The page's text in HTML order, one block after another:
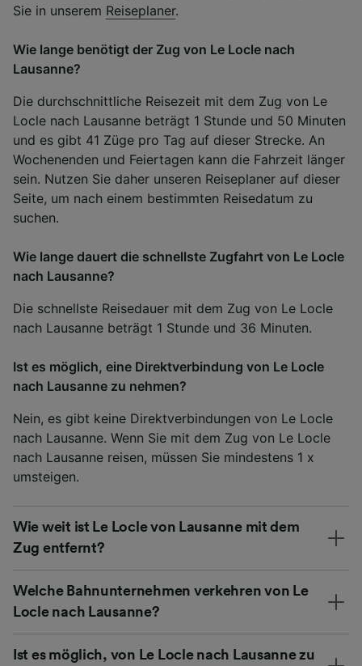
Sie in unserem Reiseplaner.
Wie lange benötigt der Zug von Le Locle nach
Lausanne?
Die durchschnittliche Reisezeit mit dem Zug von Le
Locle nach Lausanne beträgt 1 Stunde und 50 Minuten
und es gibt 41 Züge pro Tag auf dieser Strecke. An
Wochenenden und Feiertagen kann die Fahrzeit länger
sein. Nutzen Sie daher unseren Reiseplaner auf dieser
Seite, um nach einem bestimmten Reisedatum zu
suchen.
Wie lange dauert die schnellste Zugfahrt von Le Locle
nach Lausanne?
Die schnellste Reisedauer mit dem Zug von Le Locle
nach Lausanne beträgt 1 Stunde und 36 Minuten.
Ist es möglich, eine Direktverbindung von Le Locle
nach Lausanne zu nehmen?
Nein, es gibt keine Direktverbindungen von Le Locle
nach Lausanne. Wenn Sie mit dem Zug von Le Locle
nach Lausanne reisen, müssen Sie mindestens 1 x
umsteigen.
Wie weit ist Le Locle von Lausanne mit dem
Zug entfernt?
Welche Bahnunternehmen verkehren von Le
Locle nach Lausanne?
Ist es möglich, von Le Locle nach Lausanne zu